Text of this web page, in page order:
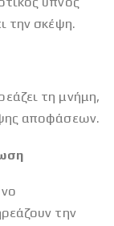
την σκέψη.
τη μνήμη,
αποφάσεων.
την